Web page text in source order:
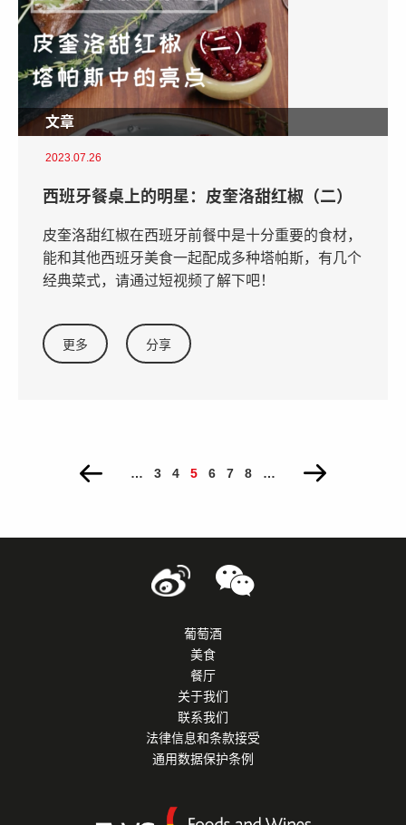
文章
2023.07.26
西班牙餐桌上的明星：皮奎洛甜红椒（二）
皮奎洛甜红椒在西班牙前餐中是十分重要的食材，
能和其他西班牙美食一起配成多种塔帕斯，有几个
经典菜式，请通过短视频了解下吧！
更多 分享
… 3 4 5 6 7 8 …
葡萄酒
美食
餐厅
关于我们
联系我们
法律信息和条款接受
通用数据保护条例